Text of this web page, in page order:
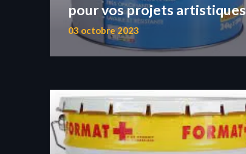
pour vos projets artistiques
03 octobre 2023